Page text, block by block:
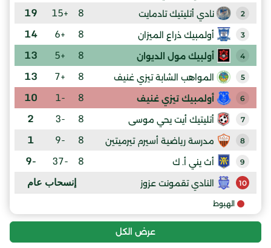
2 نادي أتليتيك تادمايت 8
+15
19
3 أولمبيك ذراع الميزان 8
+6
14
4 أولبيك مول الديوان 8
+5
13
5 المواهب الشابة تيزي غنيف 8
+7
13
6 أولمبيك تيزي غنيف 8
-1
10
7 أتليتيك أيت يحي موسى 8
-3
2
8 مدرسة رياضية أسيرم تيرميتين 8
-9
1
9 أث يني أ. ك 8
-37
-9
10 النادي تقمونت عزوز إنسحاب عام
الهبوط
عرض الكل